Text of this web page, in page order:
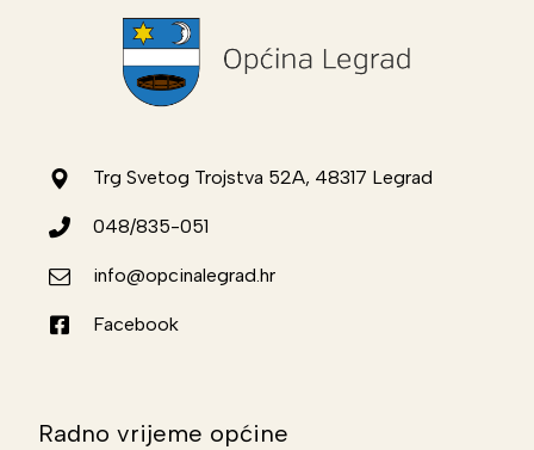
Trg Svetog Trojstva 52A, 48317 Legrad
048/835-051
info@opcinalegrad.hr
Facebook
Radno vrijeme općine